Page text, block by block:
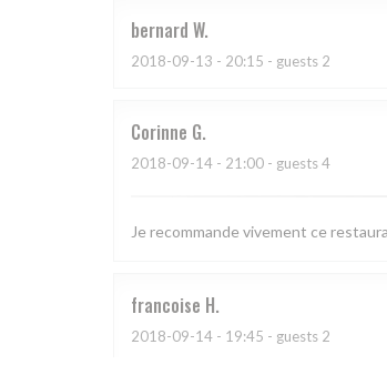
bernard W
2018-09-13 - 20:15 - guests 2
Corinne G
2018-09-14 - 21:00 - guests 4
Je recommande vivement ce
francoise H
2018-09-14 - 19:45 - guests 2